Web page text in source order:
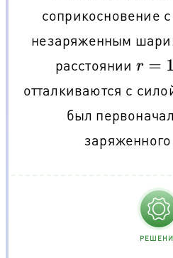
соприкосновение
незаряженным
расстоянии r= 15
отталкиваются с
был